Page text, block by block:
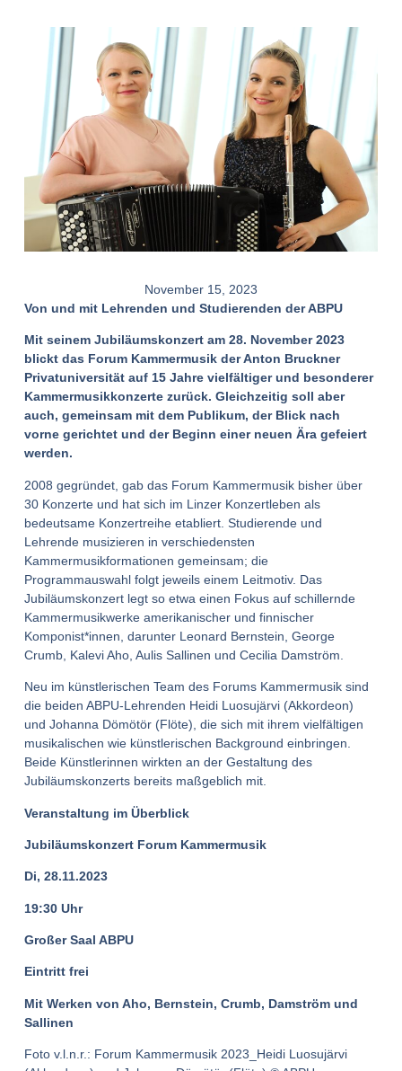
November 15, 2023
Von und mit Lehrenden und Studierenden der ABPU
Mit seinem Jubiläumskonzert am 28. November 2023
blickt das Forum Kammermusik der Anton Bruckner
Privatuniversität auf 15 Jahre vielfältiger und besonderer
Kammermusikkonzerte zurück. Gleichzeitig soll aber
auch, gemeinsam mit dem Publikum, der Blick nach
vorne gerichtet und der Beginn einer neuen Ära gefeiert
werden.
2008 gegründet, gab das Forum Kammermusik bisher über
30 Konzerte und hat sich im Linzer Konzertleben als
bedeutsame Konzertreihe etabliert. Studierende und
Lehrende musizieren in verschiedensten
Kammermusikformationen gemeinsam; die
Programmauswahl folgt jeweils einem Leitmotiv. Das
Jubiläumskonzert legt so etwa einen Fokus auf schillernde
Kammermusikwerke amerikanischer und finnischer
Komponist*innen, darunter Leonard Bernstein, George
Crumb, Kalevi Aho, Aulis Sallinen und Cecilia Damström.
Neu im künstlerischen Team des Forums Kammermusik sind
die beiden ABPU-Lehrenden Heidi Luosujärvi (Akkordeon)
und Johanna Dömötör (Flöte), die sich mit ihrem vielfältigen
musikalischen wie künstlerischen Background einbringen.
Beide Künstlerinnen wirkten an der Gestaltung des
Jubiläumskonzerts bereits maßgeblich mit.
Veranstaltung im Überblick
Jubiläumskonzert Forum Kammermusik
Di, 28.11.2023
19:30 Uhr
Großer Saal ABPU
Eintritt frei
Mit Werken von Aho, Bernstein, Crumb, Damström und
Sallinen
Foto v.l.n.r.: Forum Kammermusik 2023_Heidi Luosujärvi